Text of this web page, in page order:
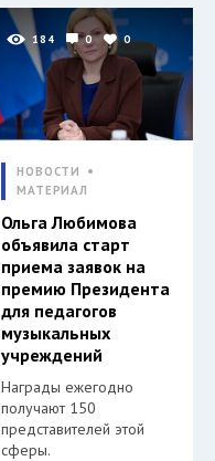
184 0 0
НОВОСТИ
МАТЕРИАЛ
Ольга Любимова
объявила старт
приема заявок на
премию Президента
для педагогов
музыкальных
учреждений
Награды ежегодно
получают 150
представителей этой
сферы.